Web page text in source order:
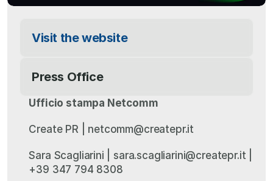
Visit the website
Press Office
Ufficio stampa Netcomm
Create PR | netcomm@createpr.it
Sara Scagliarini | sara.scagliarini@createpr.it |
+39 347 794 8308